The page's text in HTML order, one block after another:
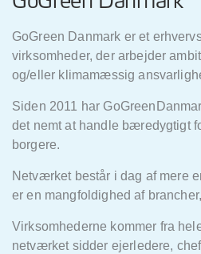
GoGreen Danmark er et
virksomheder, der arbejder
og/eller klimamæssig
Siden 2011 har
det nemt at handle bæredygtigt
borgere.
Netværket består i dag af mere
er en mangfoldighed af
Virksomhederne kommer fra
netværket sidder ejerledere,